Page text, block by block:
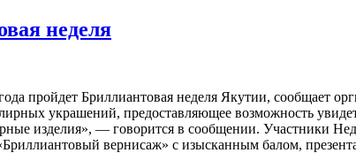
неделя
пройдет Бриллиантовая неделя Якутии, сообщает
украшений, предоставляющее возможность
изделия», — говорится в сообщении. Участники
вернисаж» с изысканным балом,